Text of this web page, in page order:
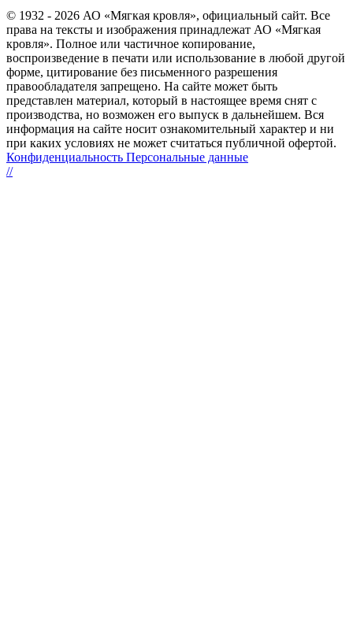
© 1932 - 2026 АО «Мягкая кровля», официальный сайт. Все
права на тексты и изображения принадлежат АО «Мягкая
кровля». Полное или частичное копирование,
воспроизведение в печати или использование в любой другой
форме, цитирование без письменного разрешения
правообладателя запрещено. На сайте может быть
представлен материал, который в настоящее время снят с
производства, но возможен его выпуск в дальнейшем. Вся
информация на сайте носит ознакомительный характер и ни
при каких условиях не может считаться публичной офертой.
Конфиденциальность Персональные данные
//